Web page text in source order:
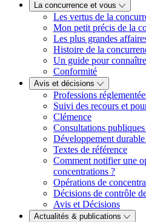
La concurrence et vous
Les vertus de la
Mon petit précis de la
Les plus grandes
Histoire de la
Un guide pour
Conformité
Avis et décisions
Professions
Suivi des recours et
Clémence
Consultations
Développement
Textes de référence
Comment notifier une
concentrations ?
Opérations de
Décisions de contrôle
Avis et Décisions
Actualités & publications